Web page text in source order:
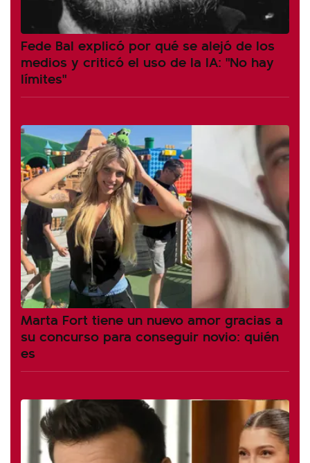
Fede Bal explicó por qué se alejó de los
medios y criticó el uso de la IA: "No hay
límites"
Marta Fort tiene un nuevo amor gracias a
su concurso para conseguir novio: quién
es